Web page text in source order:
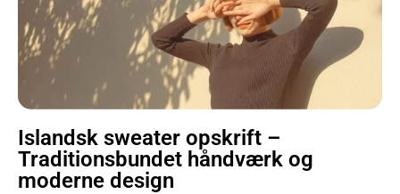
Islandsk sweater opskrift –
Traditionsbundet håndværk og
moderne design